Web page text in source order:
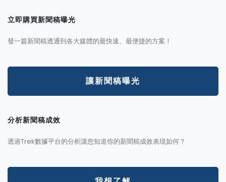
立即購買新聞稿曝光
發一篇新聞稿透通到各大媒體的最快速、最便捷的方案！
讓新聞稿曝光
分析新聞稿成效
透過Trek數據平台的分析讓您知道你的新聞稿成效表現如何？